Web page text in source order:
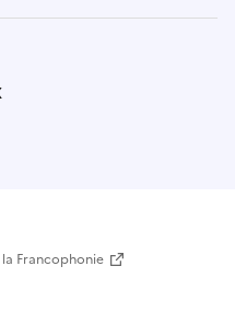
Francophonie